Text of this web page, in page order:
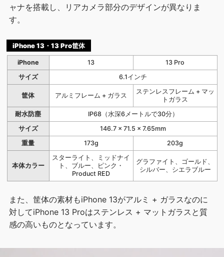
ャナを搭載し、リアカメラ部分のデザインが異なりま
す。
iPhone 13・13 Pro筐体
iPhone 13
13 Pro
サイズ
6.1インチ
筐体 アルミフレーム + ガラス
ステンレスフレーム + マッ
トガラス
耐水防塵
IP68（水深6メートルで30分）
サイズ
146.7 × 71.5 × 7.65mm
重量
173g 203g
本体カラー
スターライト、ミッドナイ
ト、ブルー、ピンク・
Product RED
グラファイト、ゴールド、
シルバー、シエラブルー
また、筐体の素材もiPhone 13がアルミ + ガラスなのに
対してiPhone 13 Proはステンレス + マットガラスと質
感の高いものとなっています。